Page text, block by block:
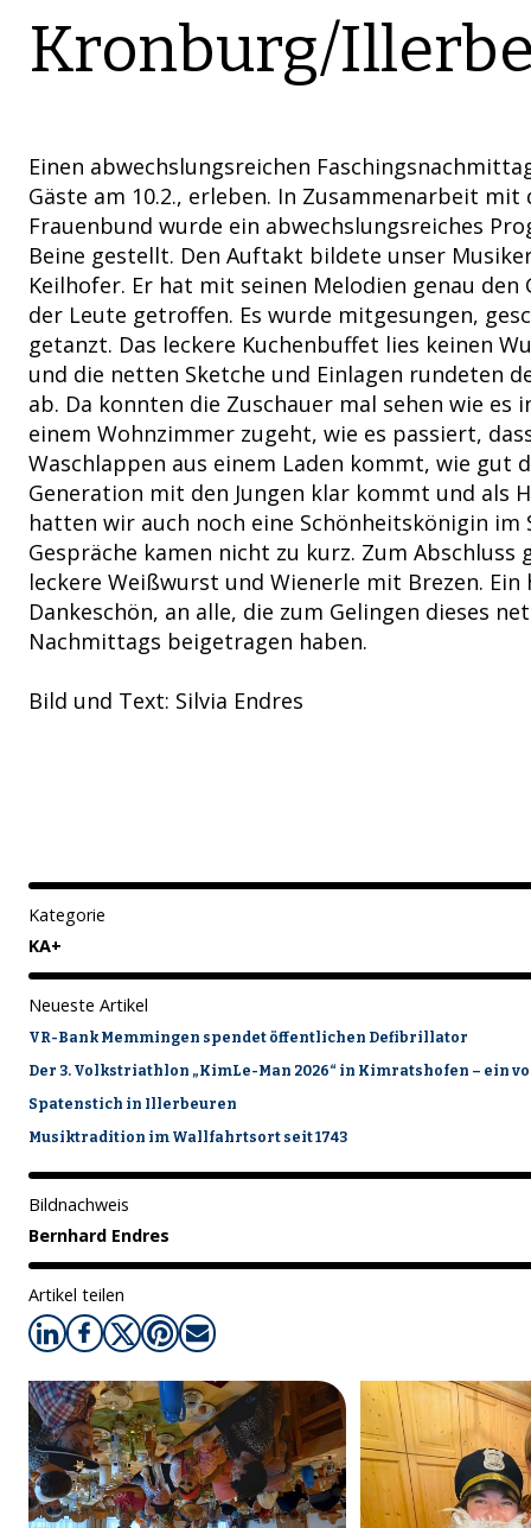
Kronburg/
Kategorie
KA+
Neueste Artikel
VR-Bank Memmingen spendet öffentlichen Defibrillator
Der 3. Volkstriathlon „KimLe-Man 2026“ in Kimratshofen – ein
Spatenstich in Illerbeuren
Musiktradition im Wallfahrtsort seit 1743
Bildnachweis
Bernhard Endres
Artikel teilen
Einen abwechslungsreichen
Gäste am 10.2., erleben. In Zusammenarbeit mit
Frauenbund wurde ein abwechslungsreiches
Beine gestellt. Den Auftakt bildete unser
Keilhofer. Er hat mit seinen Melodien genau den
der Leute getroffen. Es wurde mitgesungen,
getanzt. Das leckere Kuchenbuffet lies keinen
und die netten Sketche und Einlagen rundeten
ab. Da konnten die Zuschauer mal sehen wie es
einem Wohnzimmer zugeht, wie es passiert,
Waschlappen aus einem Laden kommt, wie gut
Generation mit den Jungen klar kommt und als
hatten wir auch noch eine Schönheitskönigin im
Gespräche kamen nicht zu kurz. Zum Abschluss
leckere Weißwurst und Wienerle mit Brezen. Ein
Dankeschön, an alle, die zum Gelingen dieses
Nachmittags beigetragen haben.
Bild und Text: Silvia Endres